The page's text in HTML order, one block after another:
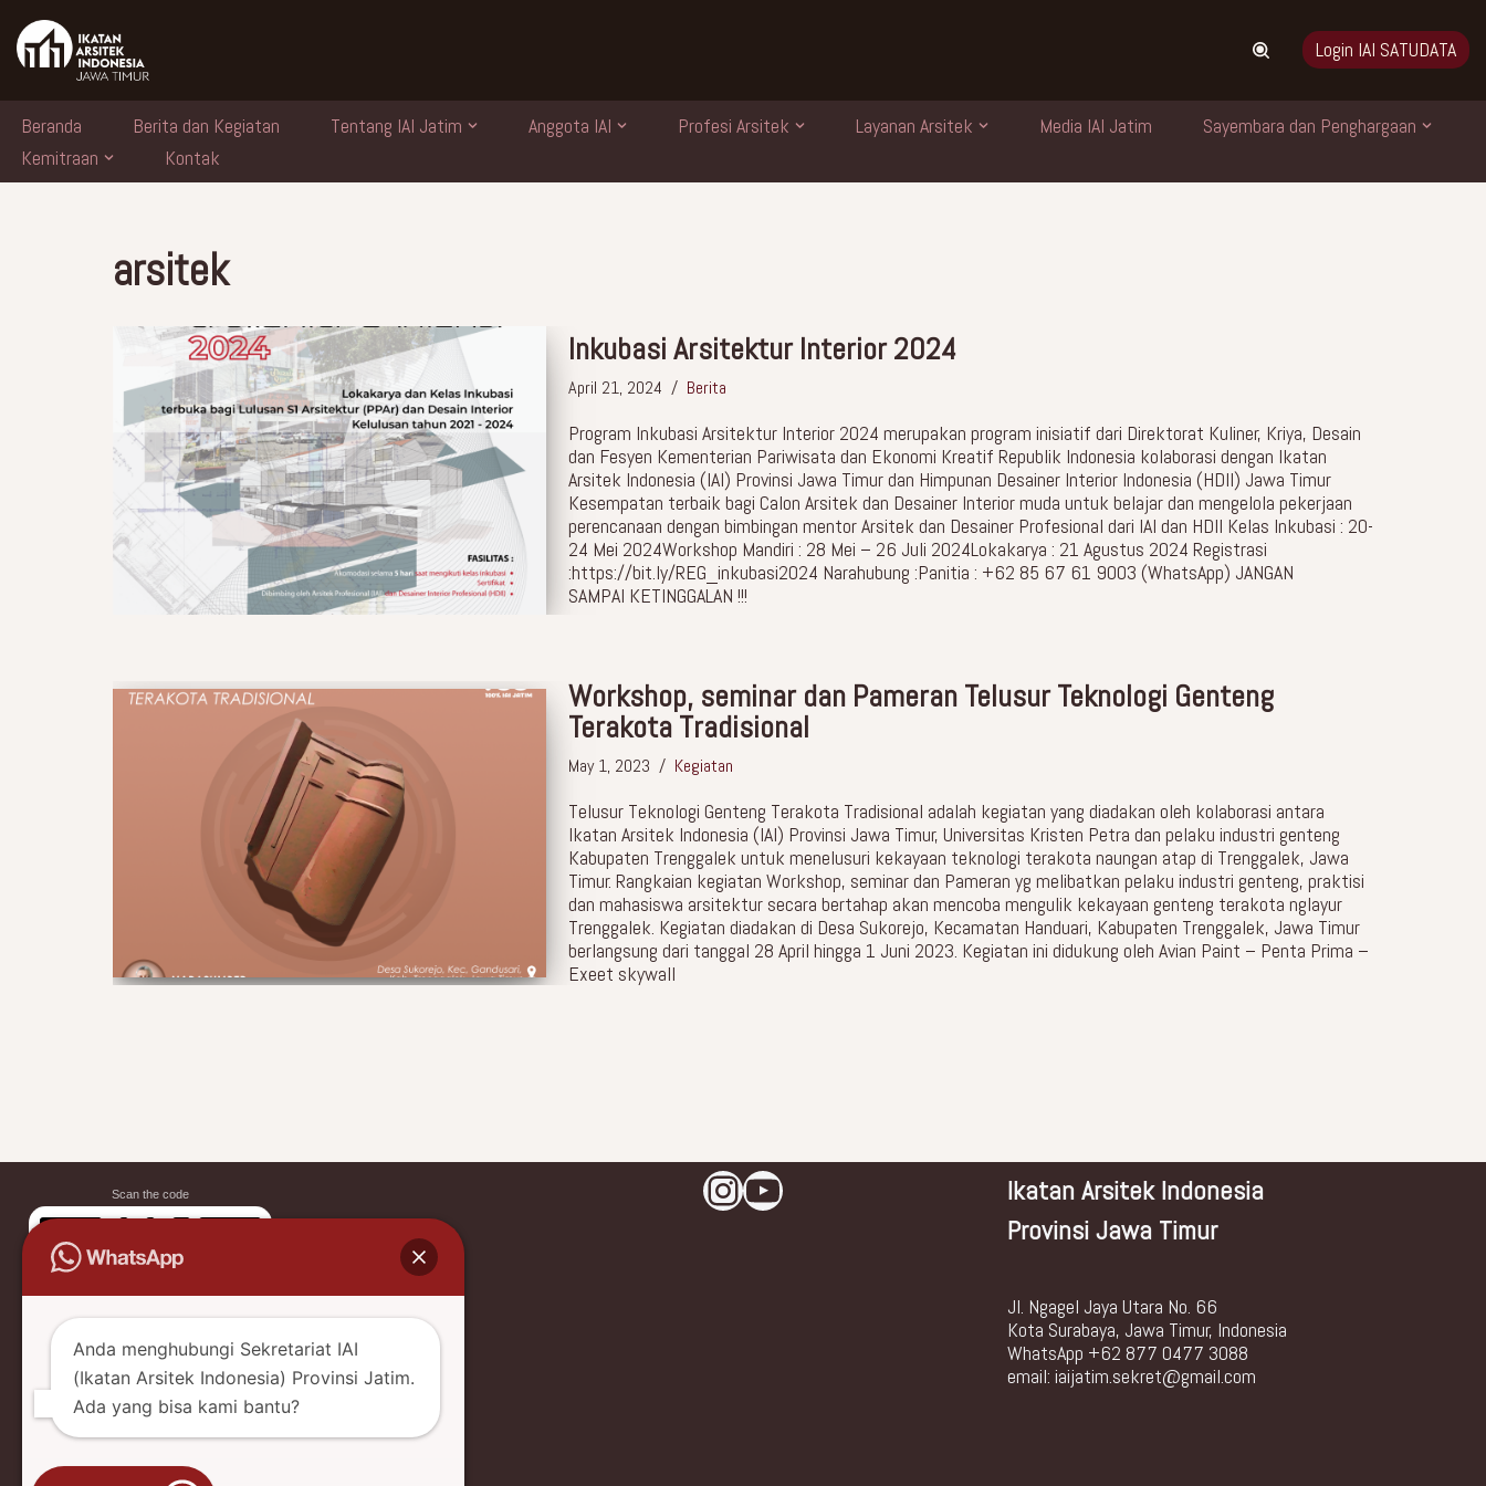
Skip
Login IAI SATUDATA
Beranda Berita dan Kegiatan Tentang IAI Jatim Anggota IAI Profesi Arsitek Layanan Arsitek Media IAI Jatim
Sayembara dan Penghargaan
Kemitraan
Kontak
arsitek
Inkubasi Arsitektur Interior 2024
April 21, 2024 Berita
Program Inkubasi Arsitektur Interior 2024 merupakan program inisiatif dari Direktorat Kuliner, Kriya, Desain
dan Fesyen Kementerian Pariwisata dan Ekonomi Kreatif Republik Indonesia kolaborasi dengan Ikatan
Arsitek Indonesia (IAI) Provinsi Jawa Timur dan Himpunan Desainer Interior Indonesia (HDII) Jawa Timur
Kesempatan terbaik bagi Calon Arsitek dan Desainer Interior muda untuk belajar dan mengelola pekerjaan
perencanaan dengan bimbingan mentor Arsitek dan Desainer Profesional dari IAI dan HDII Kelas Inkubasi : 20-
24 Mei 2024Workshop Mandiri : 28 Mei – 26 Juli 2024Lokakarya : 21 Agustus 2024 Registrasi
:https://bit.ly/REG_inkubasi2024 Narahubung :Panitia : +62 85 67 61 9003 (WhatsApp) JANGAN
SAMPAI KETINGGALAN !!!
Workshop, seminar dan Pameran Telusur Teknologi Genteng
Terakota Tradisional
May 1, 2023 Kegiatan
Telusur Teknologi Genteng Terakota Tradisional adalah kegiatan yang diadakan oleh kolaborasi antara
Ikatan Arsitek Indonesia (IAI) Provinsi Jawa Timur, Universitas Kristen Petra dan pelaku industri genteng
Kabupaten Trenggalek untuk menelusuri kekayaan teknologi terakota naungan atap di Trenggalek, Jawa
Timur. Rangkaian kegiatan Workshop, seminar dan Pameran yg melibatkan pelaku industri genteng, praktisi
dan mahasiswa arsitektur secara bertahap akan mencoba mengulik kekayaan genteng terakota nglayur
Trenggalek. Kegiatan diadakan di Desa Sukorejo, Kecamatan Handuari, Kabupaten Trenggalek, Jawa Timur
berlangsung dari tanggal 28 April hingga 1 Juni 2023. Kegiatan ini didukung oleh Avian Paint – Penta Prima –
Exeet skywall
Scan the code
Hubungi IAI Jatim
Ikatan Arsitek Indonesia
Provinsi Jawa Timur
Jl. Ngagel Jaya Utara No. 66
Kota Surabaya, Jawa Timur, Indonesia
WhatsApp +62 877 0477 3088
email: iaijatim.sekret@gmail.com
Anda menghubungi Sekretariat IAI
(Ikatan Arsitek Indonesia) Provinsi Jatim.
Ada yang bisa kami bantu?